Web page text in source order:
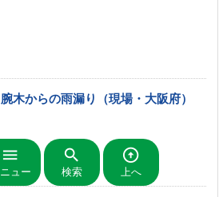
木からの雨漏り（現場・大阪府）

ュー

検索

上へ